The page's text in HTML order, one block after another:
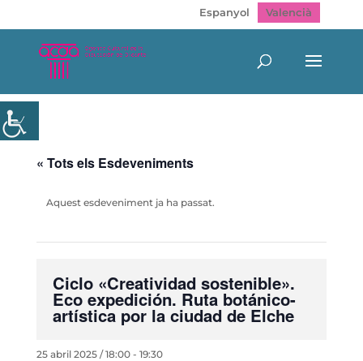
Espanyol Valencià
« Tots els Esdeveniments
Aquest esdeveniment ja ha passat.
Ciclo «Creatividad sostenible».
Eco expedición. Ruta botánico-
artística por la ciudad de Elche
25 abril 2025 / 18:00- 19:30